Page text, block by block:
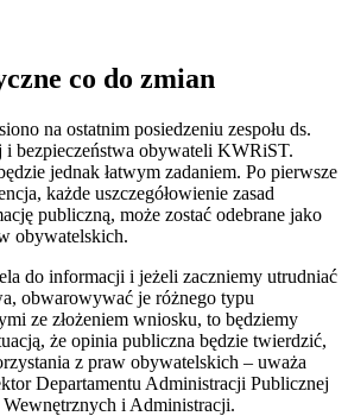
co do zmian
na ostatnim posiedzeniu zespołu ds.
i bezpieczeństwa obywateli KWRiST.
jednak łatwym zadaniem. Po pierwsze
każde uszczegółowienie zasad
publiczną, może zostać odebrane jako
obywatelskich.
do informacji i jeżeli zaczniemy utrudniać
obwarowywać je różnego typu
ze złożeniem wniosku, to będziemy
że opinia publiczna będzie twierdzić,
z praw obywatelskich – uważa
Departamentu Administracji Publicznej
i Administracji.